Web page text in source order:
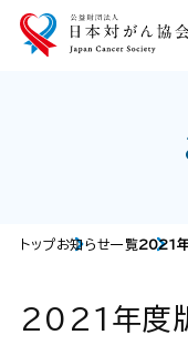
トップお知らせ一覧2021年
2021年度